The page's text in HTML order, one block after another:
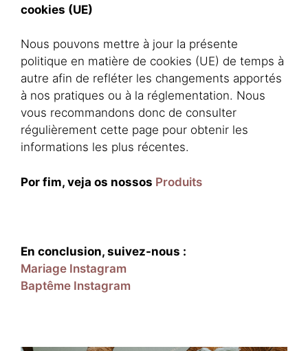
cookies (UE)
Nous pouvons mettre à jour la présente
politique en matière de cookies (UE) de temps à
autre afin de refléter les changements apportés
à nos pratiques ou à la réglementation. Nous
vous recommandons donc de consulter
régulièrement cette page pour obtenir les
informations les plus récentes.
Por fim, veja os nossos Produits
En conclusion, suivez-nous :
Mariage Instagram
Baptême Instagram